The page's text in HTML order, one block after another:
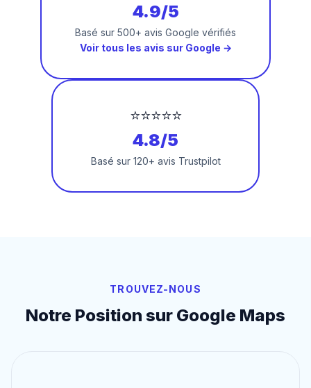
4.9/5
Basé sur 500+ avis Google vérifiés
Voir tous les avis sur Google →
⭐⭐⭐⭐⭐
4.8/5
Basé sur 120+ avis Trustpilot
TROUVEZ-NOUS
Notre Position sur Google Maps